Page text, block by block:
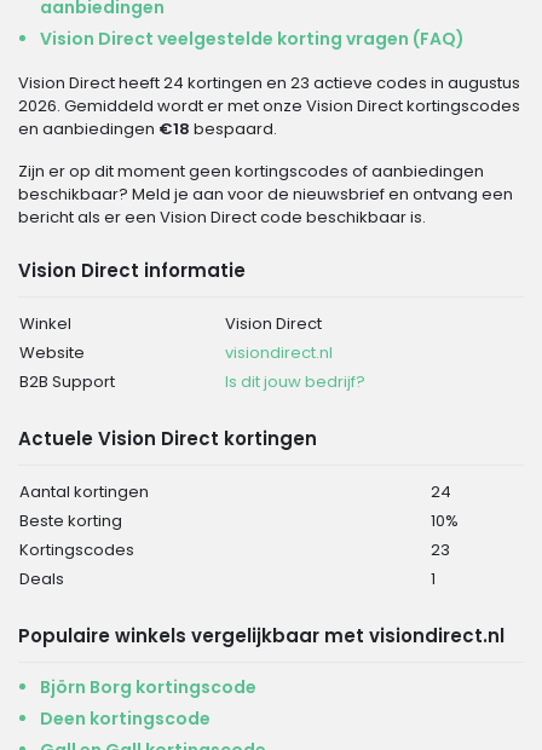
aanbiedingen
Vision Direct veelgestelde korting vragen (FAQ)
Vision Direct heeft 24 kortingen en 23 actieve codes in augustus
2026. Gemiddeld wordt er met onze Vision Direct kortingscodes
en aanbiedingen €18 bespaard.
Zijn er op dit moment geen kortingscodes of aanbiedingen
beschikbaar? Meld je aan voor de nieuwsbrief en ontvang een
bericht als er een Vision Direct code beschikbaar is.
Vision Direct informatie
Winkel
Vision Direct
Website
visiondirect.nl
B2B Support
Is dit jouw bedrijf?
Actuele Vision Direct kortingen
Aantal kortingen
24
Beste korting
10%
Kortingscodes
23
Deals
1
Populaire winkels vergelijkbaar met visiondirect.nl
Björn Borg kortingscode
Deen kortingscode